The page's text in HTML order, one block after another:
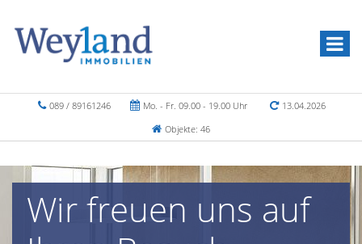
089 / 89161246 Mo. - Fr. 09.00 - 19.00 Uhr
13.04.2026
Objekte: 46
Wir freuen uns auf